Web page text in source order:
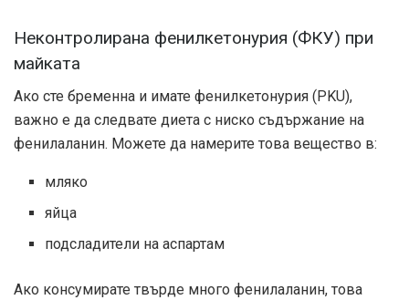
Неконтролирана фенилкетонурия (ФКУ) при
майката
Ако сте бременна и имате фенилкетонурия (PKU),
важно е да следвате диета с ниско съдържание на
фенилаланин. Можете да намерите това вещество в:
мляко
яйца
подсладители на аспартам
Ако консумирате твърде много фенилаланин, това